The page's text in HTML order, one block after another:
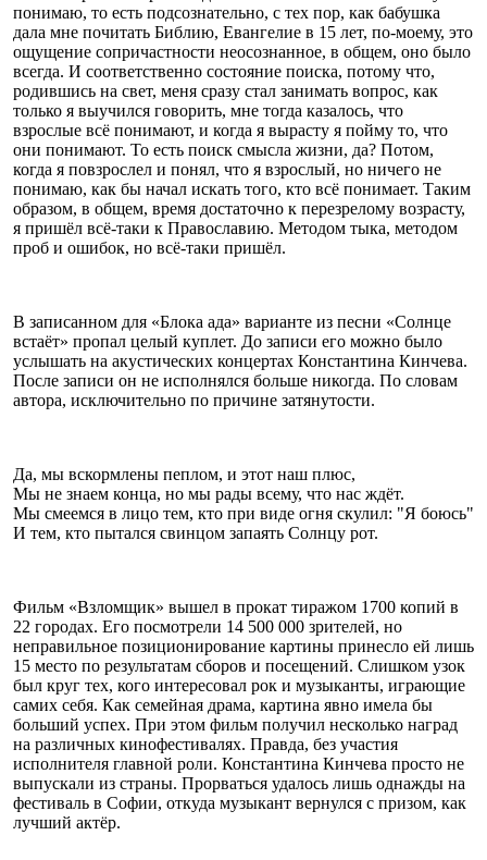
понимаю, то есть подсознательно, с тех пор, как бабушка
дала мне почитать Библию, Евангелие в 15 лет, по-моему, это
ощущение сопричастности неосознанное, в общем, оно было
всегда. И соответственно состояние поиска, потому что,
родившись на свет, меня сразу стал занимать вопрос, как
только я выучился говорить, мне тогда казалось, что
взрослые всё понимают, и когда я вырасту я пойму то, что
они понимают. То есть поиск смысла жизни, да? Потом,
когда я повзрослел и понял, что я взрослый, но ничего не
понимаю, как бы начал искать того, кто всё понимает. Таким
образом, в общем, время достаточно к перезрелому возрасту,
я пришёл всё-таки к Православию. Методом тыка, методом
проб и ошибок, но всё-таки пришёл.
В записанном для «Блока ада» варианте из песни «Солнце
встаёт» пропал целый куплет. До записи его можно было
услышать на акустических концертах Константина Кинчева.
После записи он не исполнялся больше никогда. По словам
автора, исключительно по причине затянутости.
Да, мы вскормлены пеплом, и этот наш плюс,
Мы не знаем конца, но мы рады всему, что нас ждёт.
Мы смеемся в лицо тем, кто при виде огня скулил: "Я боюсь"
И тем, кто пытался свинцом запаять Солнцу рот.
Фильм «Взломщик» вышел в прокат тиражом 1700 копий в
22 городах. Его посмотрели 14 500 000 зрителей, но
неправильное позиционирование картины принесло ей лишь
15 место по результатам сборов и посещений. Слишком узок
был круг тех, кого интересовал рок и музыканты, играющие
самих себя. Как семейная драма, картина явно имела бы
больший успех. При этом фильм получил несколько наград
на различных кинофестивалях. Правда, без участия
исполнителя главной роли. Константина Кинчева просто не
выпускали из страны. Прорваться удалось лишь однажды на
фестиваль в Софии, откуда музыкант вернулся с призом, как
лучший актёр.